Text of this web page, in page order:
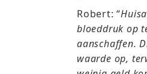
Robert: “
bloeddruk op
aanschaffen.
waarde op,